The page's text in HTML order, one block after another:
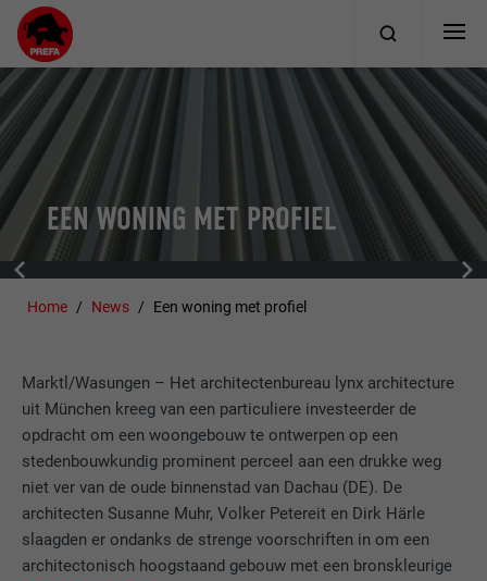
EEN WONING MET PROFIEL
Home News Een woning met profiel
Marktl/Wasungen – Het architectenbureau lynx architecture
uit München kreeg van een particuliere investeerder de
opdracht om een woongebouw te ontwerpen op een
stedenbouwkundig prominent perceel aan een drukke weg
niet ver van de oude binnenstad van Dachau (DE). De
architecten Susanne Muhr, Volker Petereit en Dirk Härle
slaagden er ondanks de strenge voorschriften in om een
architectonisch hoogstaand gebouw met een bronskleurige